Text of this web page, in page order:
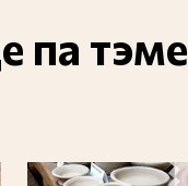
па тэме